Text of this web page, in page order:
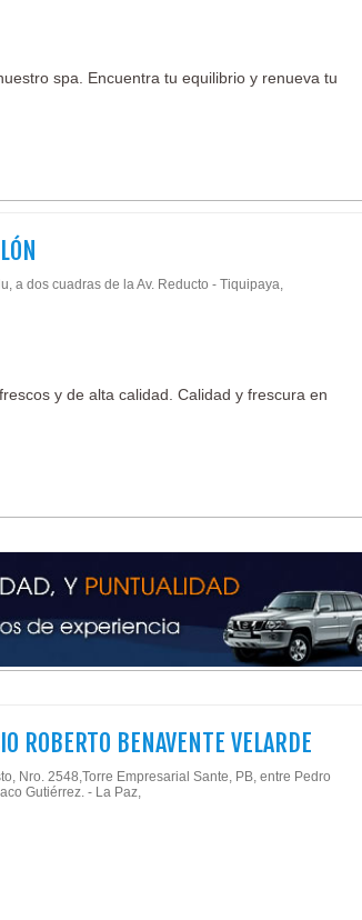
spa. Encuentra tu equilibrio y renueva tu
a dos cuadras de la Av. Reducto - Tiquipaya,
y de alta calidad. Calidad y frescura en
ROBERTO BENAVENTE VELARDE
Nro. 2548,Torre Empresarial Sante, PB, entre Pedro
Gutiérrez. - La Paz,